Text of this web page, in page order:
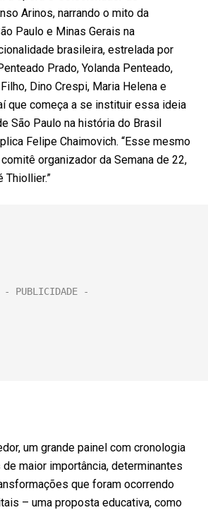
Arinos, narrando o mito da
Paulo e Minas Gerais na
brasileira, estrelada por
Prado, Yolanda Penteado,
Dino Crespi, Maria Helena e
que começa a se instituir essa ideia
São Paulo na história do Brasil
Felipe Chaimovich. “Esse mesmo
organizador da Semana de 22,
Thiollier.”
um grande painel com cronologia
maior importância, determinantes
que foram ocorrendo
– uma proposta educativa, como